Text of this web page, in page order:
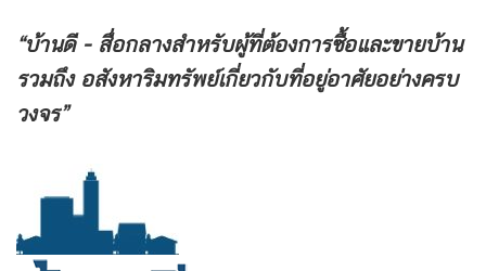
“บ้านดี - สื่อกลางสำหรับผู้ที่ต้องการซื้อและขายบ้าน
รวมถึง อสังหาริมทรัพย์เกี่ยวกับที่อยู่อาศัยอย่างครบ
วงจร”